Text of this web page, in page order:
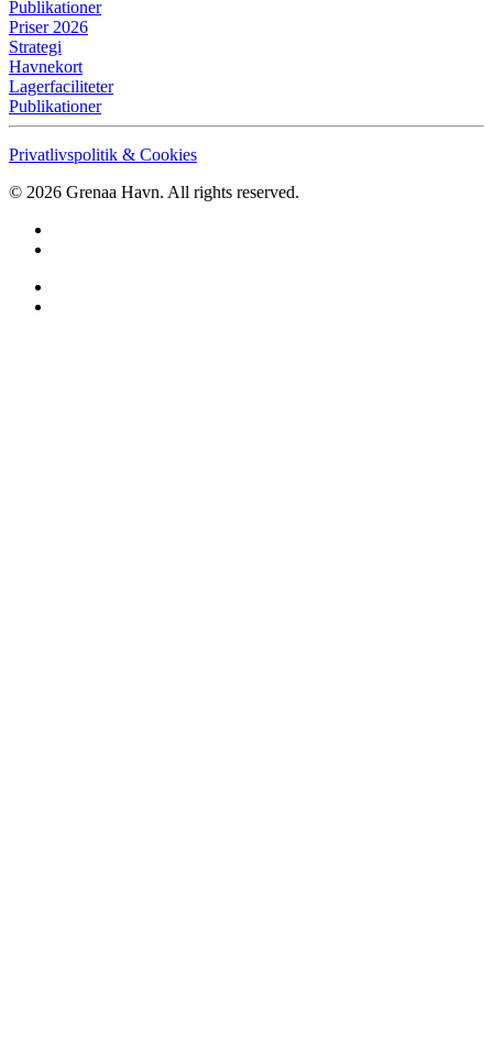
Publikationer
Priser 2026
Strategi
Havnekort
Lagerfaciliteter
Publikationer
Privatlivspolitik & Cookies
© 2026 Grenaa Havn. All rights reserved.